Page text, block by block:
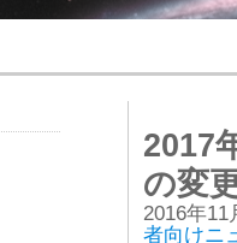
2017
の変
2016年
者向けニ